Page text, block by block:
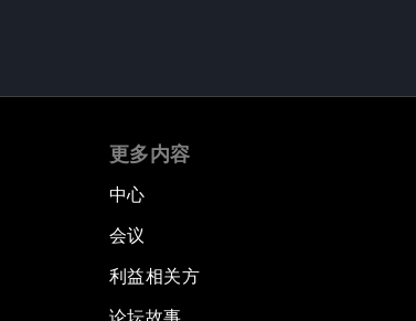
更多内容
中心
会议
利益相关方